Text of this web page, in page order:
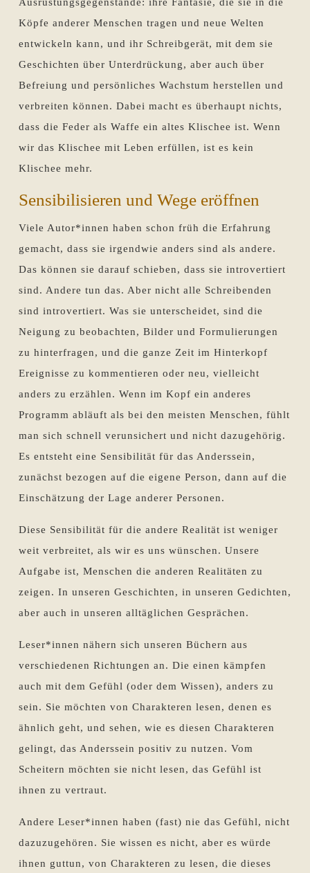
Köpfe anderer Menschen tragen und neue Welten
entwickeln kann, und ihr Schreibgerät, mit dem sie
Geschichten über Unterdrückung, aber auch über
Befreiung und persönliches Wachstum herstellen und
verbreiten können. Dabei macht es überhaupt nichts,
dass die Feder als Waffe ein altes Klischee ist. Wenn
wir das Klischee mit Leben erfüllen, ist es kein
Klischee mehr.
Sensibilisieren und Wege eröffnen
Viele Autor*innen haben schon früh die Erfahrung
gemacht, dass sie irgendwie anders sind als andere.
Das können sie darauf schieben, dass sie introvertiert
sind. Andere tun das. Aber nicht alle Schreibenden
sind introvertiert. Was sie unterscheidet, sind die
Neigung zu beobachten, Bilder und Formulierungen
zu hinterfragen, und die ganze Zeit im Hinterkopf
Ereignisse zu kommentieren oder neu, vielleicht
anders zu erzählen. Wenn im Kopf ein anderes
Programm abläuft als bei den meisten Menschen, fühlt
man sich schnell verunsichert und nicht dazugehörig.
Es entsteht eine Sensibilität für das Anderssein,
zunächst bezogen auf die eigene Person, dann auf die
Einschätzung der Lage anderer Personen.
Diese Sensibilität für die andere Realität ist weniger
weit verbreitet, als wir es uns wünschen. Unsere
Aufgabe ist, Menschen die anderen Realitäten zu
zeigen. In unseren Geschichten, in unseren Gedichten,
aber auch in unseren alltäglichen Gesprächen.
Leser*innen nähern sich unseren Büchern aus
verschiedenen Richtungen an. Die einen kämpfen
auch mit dem Gefühl (oder dem Wissen), anders zu
sein. Sie möchten von Charakteren lesen, denen es
ähnlich geht, und sehen, wie es diesen Charakteren
gelingt, das Anderssein positiv zu nutzen. Vom
Scheitern möchten sie nicht lesen, das Gefühl ist
ihnen zu vertraut.
Andere Leser*innen haben (fast) nie das Gefühl, nicht
dazuzugehören. Sie wissen es nicht, aber es würde
ihnen guttun, von Charakteren zu lesen, die dieses